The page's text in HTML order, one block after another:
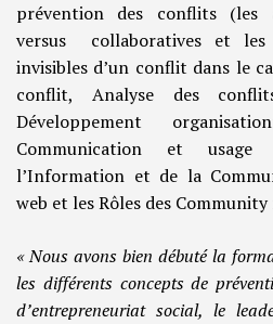
prévention des conflits (les
versus collaboratives et les
invisibles d’un conflit dans le
conflit, Analyse des
Développement
Communication et
l’Information et de la
web et les Rôles des Community
« Nous avons bien débuté la
les différents concepts de
d’entrepreneuriat social, le